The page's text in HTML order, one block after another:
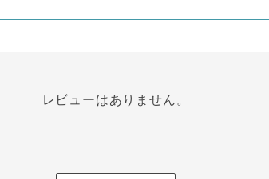
レビューはありません。